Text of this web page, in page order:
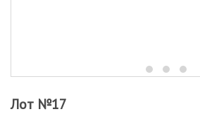
Лот №17